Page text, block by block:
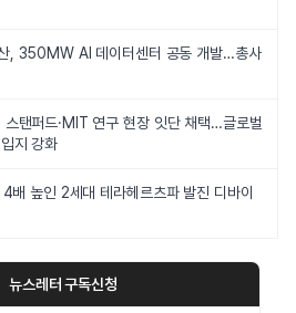
산, 350MW AI 데이터센터 공동 개발…총사
스탠퍼드·MIT 연구 현장 잇단 채택…글로벌
지 강화
배 높인 2세대 테라헤르츠파 발진 디바이
뉴스레터 구독신청